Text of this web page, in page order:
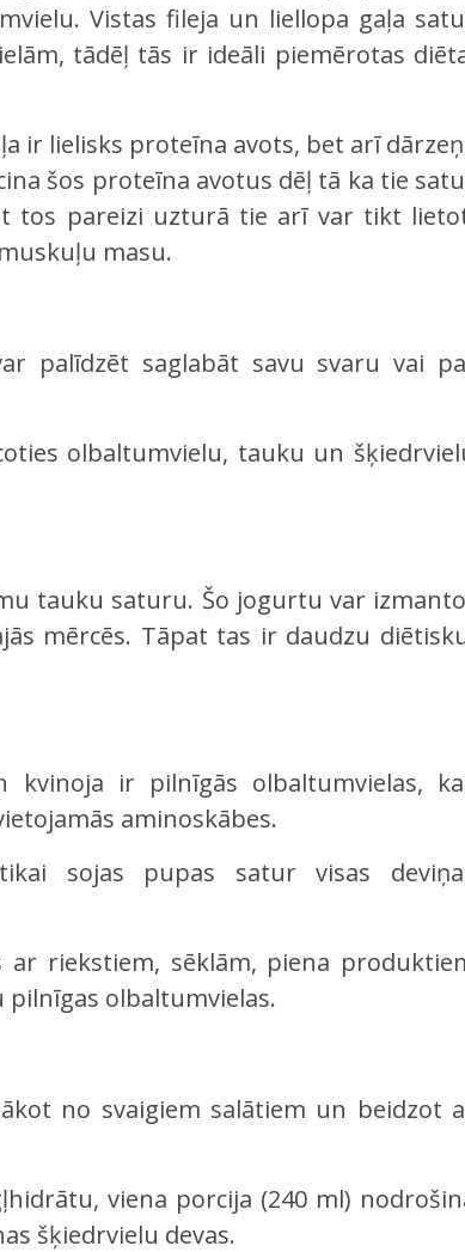
Vistas fileja un liellopa gaļa
tādēļ tās ir ideāli piemērotas
ir lielisks proteīna avots, bet arī
šos proteīna avotus dēļ tā ka tie
tos pareizi uzturā tie arī var tikt
masu.
palīdzēt saglabāt savu svaru vai
olbaltumvielu, tauku un
tauku saturu. Šo jogurtu var
mērcēs. Tāpat tas ir daudzu
kvinoja ir pilnīgās olbaltumvielas,
aminoskābes.
sojas pupas satur visas
riekstiem, sēklām, piena
pilnīgas olbaltumvielas.
no svaigiem salātiem un beidzot
viena porcija (240 ml)
šķiedrvielu devas.